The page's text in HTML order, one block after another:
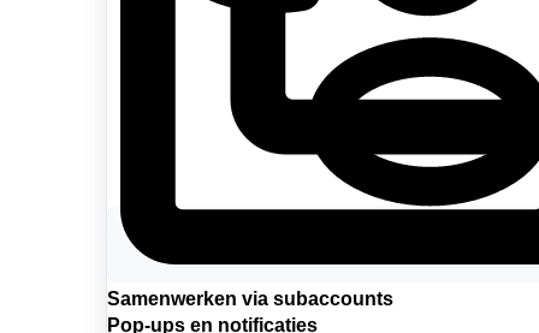
Samenwerken via subaccounts
Pop-ups en notificaties